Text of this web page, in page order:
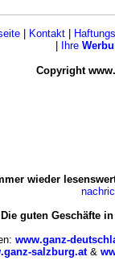
Kontakt
Ihre
Copyright
wieder
Die guten Geschäfte
www.ganz-
salzburg.at&